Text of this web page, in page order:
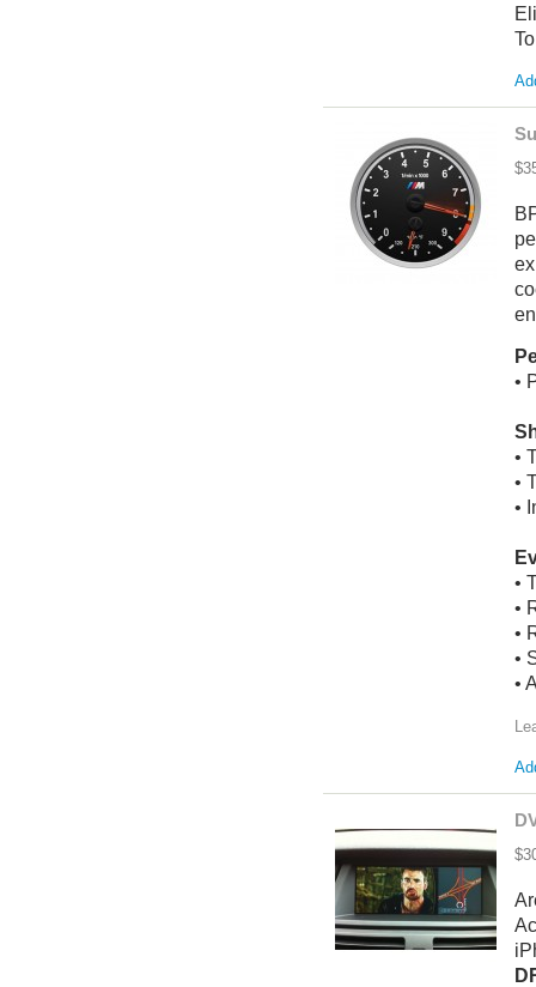
•
•
•
•
•
•
•
•
•